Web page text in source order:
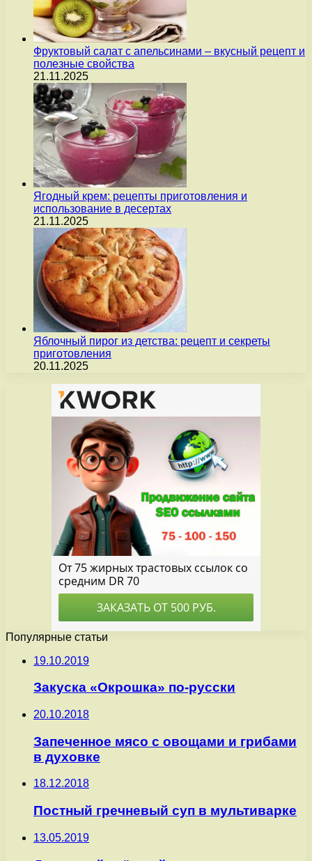
Фруктовый салат с апельсинами – вкусный рецепт и
полезные свойства
21.11.2025
Ягодный крем: рецепты приготовления и
использование в десертах
21.11.2025
Яблочный пирог из детства: рецепт и секреты
приготовления
20.11.2025
Популярные статьи
19.10.2019
Закуска «Окрошка» по-русски
20.10.2018
Запеченное мясо с овощами и грибами
в духовке
18.12.2018
Постный гречневый суп в мультиварке
13.05.2019